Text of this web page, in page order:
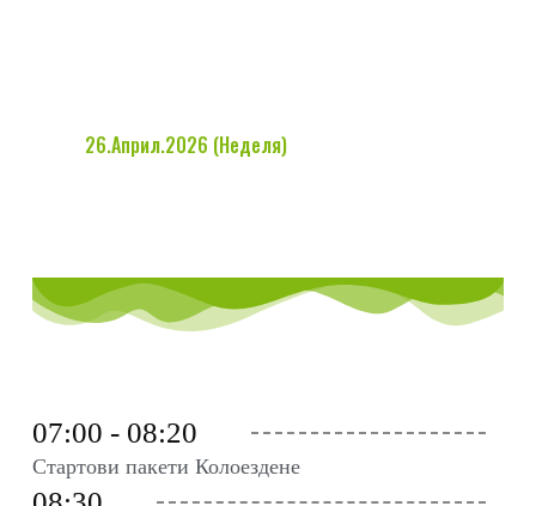
26.Април.2026 (Неделя)
07:00 - 08:20
Стартови пакети Колоездене